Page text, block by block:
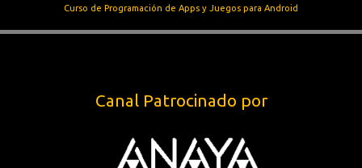
Curso de Programación de Apps y Juegos para Android
Canal Patrocinado por